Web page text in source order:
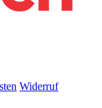
Widerruf